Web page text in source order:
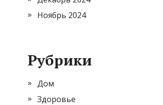
Ноябрь 2024
Рубрики
Дом
Здоровье